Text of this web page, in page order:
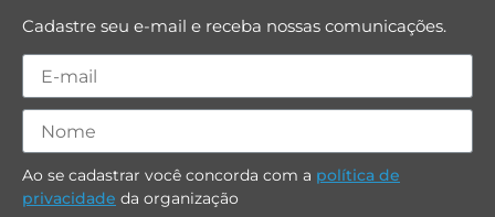
Cadastre seu e-mail e receba nossas comunicações.
Ao se cadastrar você concorda com a política de
privacidade da organização